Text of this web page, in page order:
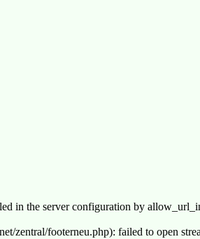
in the server configuration by
zentral/footerneu.php): failed to open